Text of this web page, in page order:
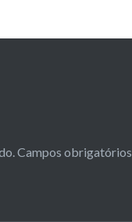
Campos obrigatórios